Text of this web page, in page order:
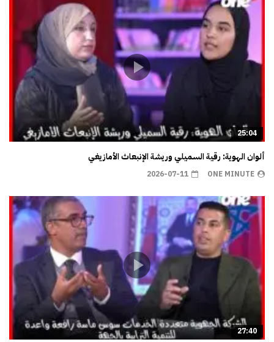
25:04
ألوان الهوية: رقية السميلي وريشة الإنبعاث الأمازيغي
ONE MINUTE
2026-07-11
27:40